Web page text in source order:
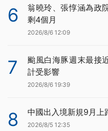
6
翁曉玲、張惇涵為政
剩4個月
2026/8/6 12:09
7
颱風白海豚週末最接
計受影響
2026/8/6 19:39
8 中國出入境新規9月上
2026/8/5 12:35